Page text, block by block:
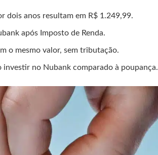
dois anos resultam em R$ 1.249,99.
após Imposto de Renda.
o mesmo valor, sem tributação.
investir no Nubank comparado à poupança.